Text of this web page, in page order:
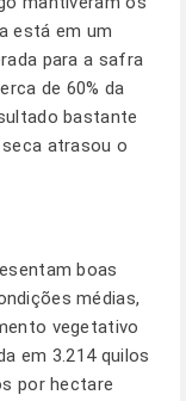
está em um
para a safra
de 60% da
bastante
atrasou o
boas
médias,
vegetativo
em 3.214 quilos
por hectare